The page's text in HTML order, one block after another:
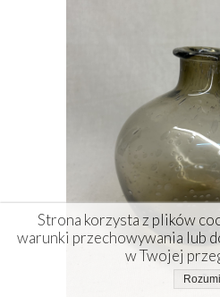
Strona korzysta z plików
warunki przechowywania lub
w Twojej